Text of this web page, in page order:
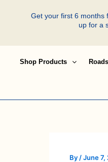
Get your first 6 months
up for a
Shop Products
By /June 7,